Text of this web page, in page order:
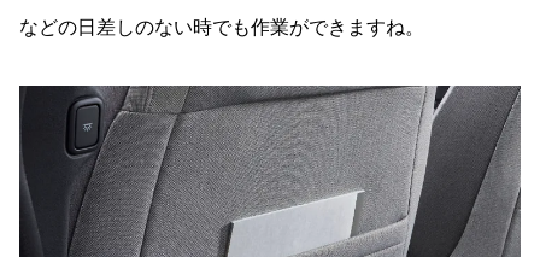
などの日差しのない時でも作業ができますね。